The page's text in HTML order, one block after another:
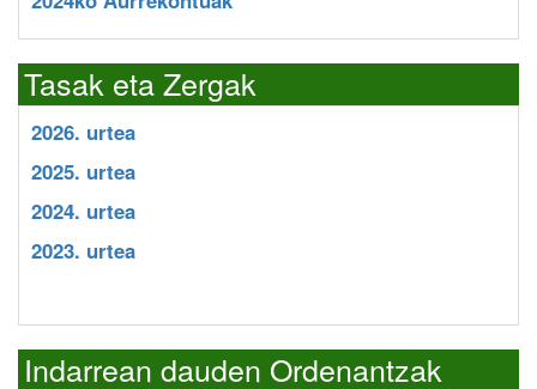
Tasak eta Zergak
2026. urtea
2025. urtea
2024. urtea
2023. urtea
Indarrean dauden Ordenantzak